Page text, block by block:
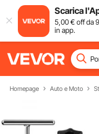
Scarica
5,00€ off da
in app.
Homepage Auto e Moto